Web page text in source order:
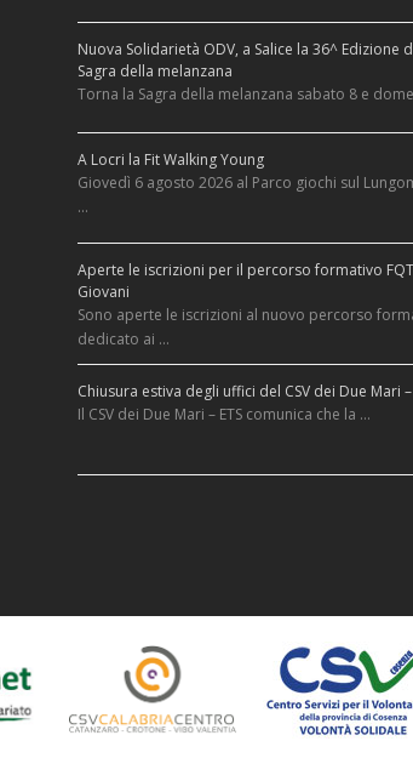
Nuova Solidarietà ODV, a Salice la 36^ Edizione
Sagra della melanzana
Torna la Sagra della melanzana sabato 8 e
A Locri la Fit Walking Young
Giovedì 6 agosto 2026 al Parco giochi sul
…
Aperte le iscrizioni per il percorso formativo
Giovani
Sono aperte le iscrizioni al nuovo percorso
dedicato ai …
Chiusura estiva degli uffici del CSV dei Due Mari –
Il CSV dei Due Mari – ETS comunica che la …